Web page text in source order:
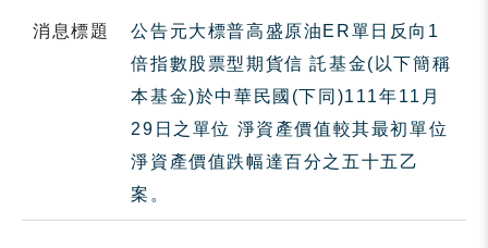
消息標題
公告元大標普高盛原油ER單日反向1
倍指數股票型期貨信 託基金(以下簡稱
本基金)於中華民國(下同)111年11月
29日之單位 淨資產價值較其最初單位
淨資產價值跌幅達百分之五十五乙
案。